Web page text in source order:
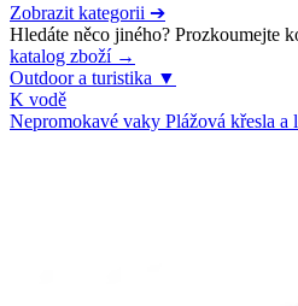
Zobrazit kategorii ➔
Hledáte něco jiného? Prozkoumejte
katalog zboží →
Outdoor a turistika ▼
K vodě
Nepromokavé vaky Plážová křesla a